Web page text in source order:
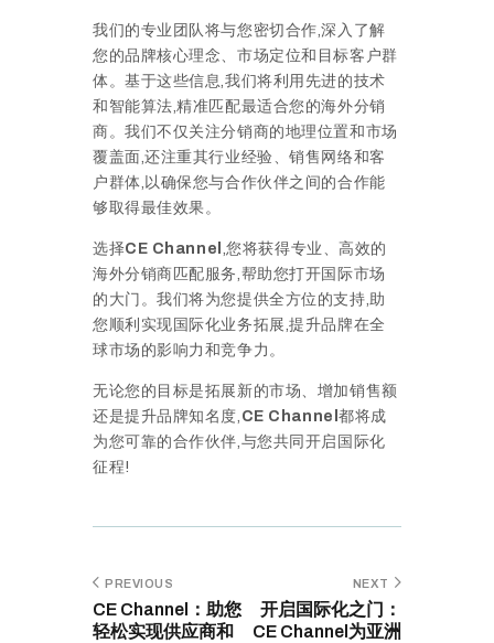
我们的专业团队将与您密切合作,深入了解
您的品牌核心理念、市场定位和目标客户群
体。基于这些信息,我们将利用先进的技术
和智能算法,精准匹配最适合您的海外分销
商。我们不仅关注分销商的地理位置和市场
覆盖面,还注重其行业经验、销售网络和客
户群体,以确保您与合作伙伴之间的合作能
够取得最佳效果。
选择CE Channel ,您将获得专业、高效的
海外分销商匹配服务,帮助您打开国际市场
的大门。我们将为您提供全方位的支持,助
您顺利实现国际化业务拓展,提升品牌在全
球市场的影响力和竞争力。
无论您的目标是拓展新的市场、增加销售额
还是提升品牌知名度, CE Channel都将成
为您可靠的合作伙伴,与您共同开启国际化
征程!
PREVIOUS
CE Channel：助您
轻松实现供应商和
NEXT
开启国际化之门：
CE Channel为亚洲